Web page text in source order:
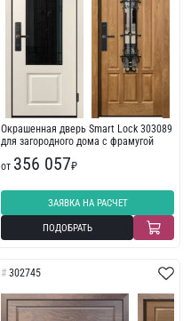
Окрашенная дверь Smart Lock 303089
для загородного дома с фрамугой
от 356 057₽
ЗАЯВКА НА РАСЧЕТ
ПОДОБРАТЬ
302745